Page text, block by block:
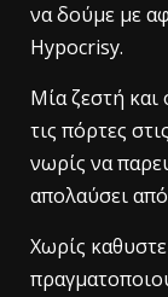
να δούμε με
Hypocrisy.
Μία ζεστή και
τις πόρτες
νωρίς να
απολαύσει
Χωρίς